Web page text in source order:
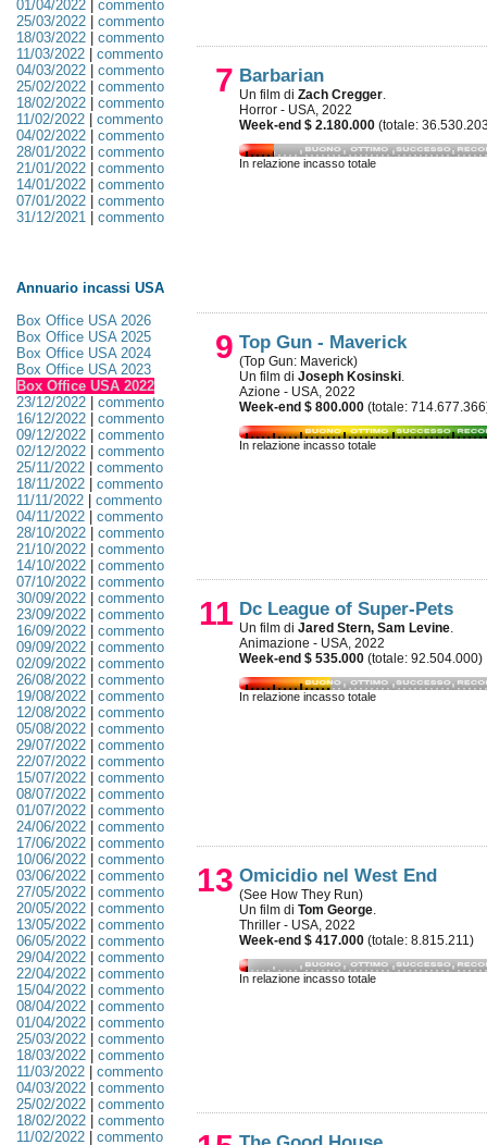
01/04/2022| commento
25/03/2022| commento
18/03/2022| commento
11/03/2022| commento
04/03/2022| commento
25/02/2022| commento
18/02/2022| commento
11/02/2022| commento
04/02/2022| commento
28/01/2022| commento
21/01/2022| commento
14/01/2022| commento
07/01/2022| commento
31/12/2021| commento
Annuario incassi USA
Box Office USA 2026
Box Office USA 2025
Box Office USA 2024
Box Office USA 2023
Box Office USA 2022
23/12/2022| commento
16/12/2022| commento
09/12/2022| commento
02/12/2022| commento
25/11/2022| commento
18/11/2022| commento
11/11/2022| commento
04/11/2022| commento
28/10/2022| commento
21/10/2022| commento
14/10/2022| commento
07/10/2022| commento
30/09/2022| commento
23/09/2022| commento
16/09/2022| commento
09/09/2022| commento
02/09/2022| commento
26/08/2022| commento
19/08/2022| commento
12/08/2022| commento
05/08/2022| commento
29/07/2022| commento
22/07/2022| commento
15/07/2022| commento
08/07/2022| commento
01/07/2022| commento
24/06/2022| commento
17/06/2022| commento
10/06/2022| commento
03/06/2022| commento
27/05/2022| commento
20/05/2022| commento
13/05/2022| commento
06/05/2022| commento
29/04/2022| commento
22/04/2022| commento
15/04/2022| commento
08/04/2022| commento
01/04/2022| commento
25/03/2022| commento
18/03/2022| commento
11/03/2022| commento
04/03/2022| commento
25/02/2022| commento
18/02/2022| commento
11/02/2022| commento
7 Barbarian
Un film diZach Cregger.
Horror - USA, 2022
Week-end $ 2.180.000 (totale:
In relazione incasso totale
9 Top Gun - Maverick
(Top Gun: Maverick)
Un film diJoseph Kosinski.
Azione - USA, 2022
Week-end $ 800.000 (totale:
In relazione incasso totale
11 Dc League of Super-Pets
Un film diJared Stern, Sam Levine.
Animazione - USA, 2022
Week-end $ 535.000 (totale: 92.504.000)
In relazione incasso totale
13 Omicidio nel West End
(See How They Run)
Un film diTom George.
Thriller - USA, 2022
Week-end $ 417.000 (totale: 8.815.211)
In relazione incasso totale